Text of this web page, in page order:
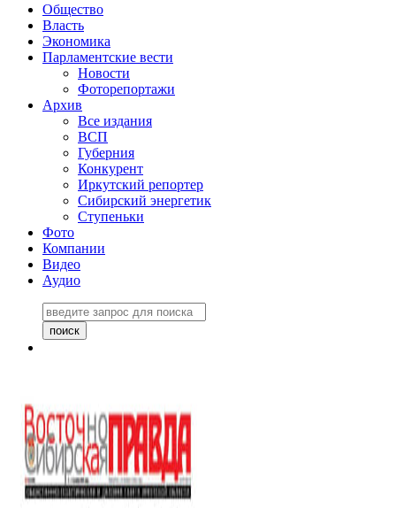
Общество
Власть
Экономика
Парламентские вести
Новости
Фоторепортажи
Архив
Все издания
ВСП
Губерния
Конкурент
Иркутский репортер
Сибирский энергетик
Ступеньки
Фото
Компании
Видео
Аудио